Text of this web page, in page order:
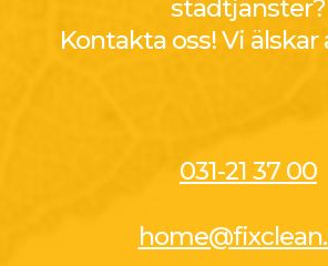
städtjänster?
Kontakta oss! Vi
031-21 37 00